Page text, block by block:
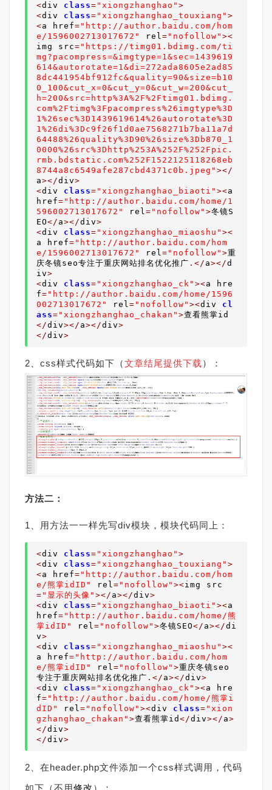
<div class= "xiongzhanghao" >
<div class= "xiongzhanghao_touxiang" >
<a href= "http://author.baidu.com/hom
e/1596002713017672" rel= " nofollow " ><
img src= "https://timg01.bdimg.com/ti
mg?pacompress=&imgtype=1&sec=1439619
614&autorotate=1&di=272ada8605e2ad85
8dc441954bf912fc&quality=90&size=b10
0_100&cut_x=0&cut_y=0&cut_w=200&cut_
h=200&src=http%3A%2F%2Ftimg01.bdimg.
com%2Ftimg%3Fpacompress%26imgtype%3D
1%26sec%3D1439619614%26autorotate%3D
1%26di%3Dc9f26f1d0ae7568271b7ba11a7d
64488%26quality%3D90%26size%3Db870_1
0000%26src%3Dhttp%253A%252F%252Fpic.
rmb.bdstatic.com%252F1522125118268eb
8744a8c6549afe287cbd4371c0b.jpeg" ></
a></div>
<div class= "xiongzhanghao_biaoti" ><a
href= "http://author.baidu.com/home/1
596002713017672"
rel= "nofollow" >冬镜S
EO</ a></div>
<div class= "xiongzhanghao_miaoshu" ><
a href= "http://author.baidu.com/hom
e/1596002713017672"
rel= "nofollow" >重
庆冬镜seo专注于重庆 网站排名 优化推广 .</ a></d
iv>
<div class= "xiongzhanghao_ck" ><a hre
f= "http://author.baidu.com/home/1596
002713017672"
rel= "nofollow" ><div cl
ass= "xiongzhanghao_chakan" >查看熊掌id
</div></ a></div>
</div>
2、css样式代码如下（文章结尾提供下载 ）：
方法二：
1、用方法一一样先写div模块，模块代码同上：
<div class= "xiongzhanghao" >
<div class= "xiongzhanghao_touxiang" >
<a href= "http://author.baidu.com/hom
e/熊掌idID"
rel= "nofollow" ><img src
= "显示的头像" ></ a></div>
<div class= "xiongzhanghao_biaoti" ><a
href= "http://author.baidu.com/home/熊
掌idID"
rel= "nofollow" >冬镜SEO</ a></di
v>
<div class= "xiongzhanghao_miaoshu" ><
a href= "http://author.baidu.com/hom
e/熊掌idID"
rel= "nofollow" >重庆冬镜seo
专注于重庆 网站排名 优化推广 .</ a></div>
<div class= "xiongzhanghao_ck" ><a hre
f= "http://author.baidu.com/home/熊掌i
dID"
rel= "nofollow" ><div class= "xion
gzhanghao_chakan" >查看熊掌id </div></ a>
</div>
</div>
2、在header.php文件添加一个css样式调用，代码